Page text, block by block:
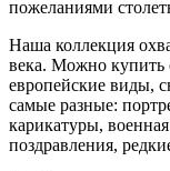
пожеланиями
Наша коллекция
века. Можно купить
европейские виды,
самые разные:
карикатуры,
поздравления,